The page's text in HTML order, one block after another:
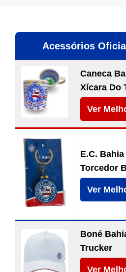
Acessórios
Caneca
Xícara Do
Ver
E.C.
Torcedor
Ver
Boné
Trucker
Ver